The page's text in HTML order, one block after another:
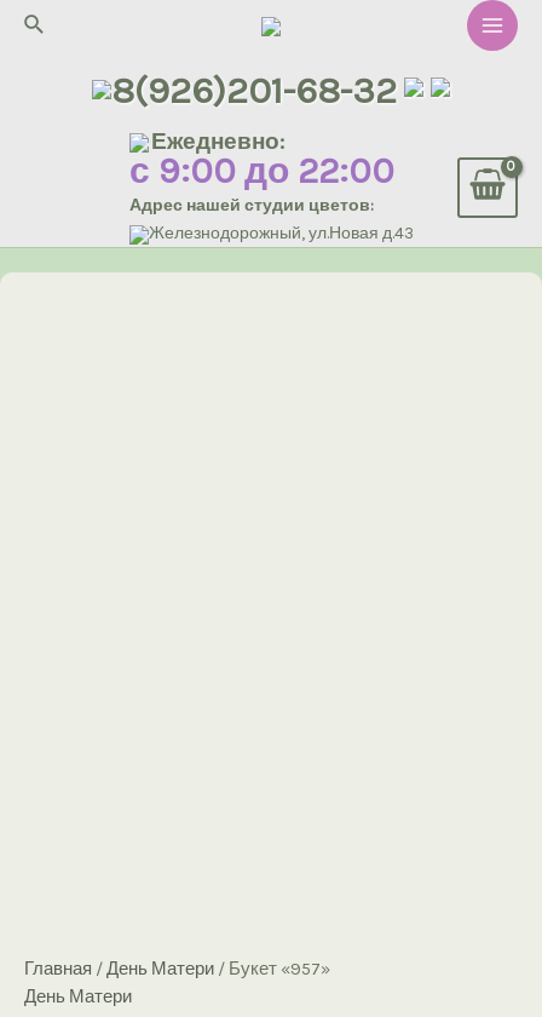
Перейти
Поиск
Main
8(926)201-68-32
Ежедневно:
с 9:00 до 22:00
Адрес нашей студии цветов:
Железнодорожный, ул.Новая д.43
Главная /День Матери / Букет «957»
День Матери